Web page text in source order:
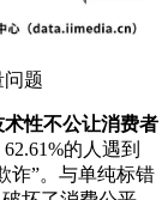
题
性不公让消费者
的人遇到
诈”。与单纯标错